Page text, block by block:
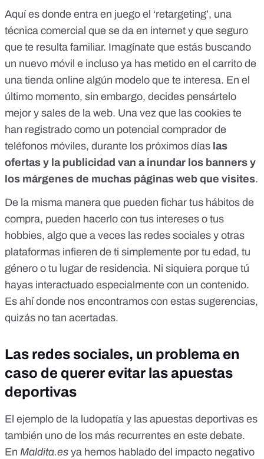
Aquí es donde entra en juego el ‘retargeting’, una
técnica comercial que se da en internet y que seguro
que te resulta familiar. Imagínate que estás buscando
un nuevo móvil e incluso ya has metido en el carrito de
una tienda online algún modelo que te interesa. En el
último momento, sin embargo, decides pensártelo
mejor y sales de la web. Una vez que las cookies te
han registrado como un potencial comprador de
teléfonos móviles, durante los próximos días las
ofertas y la publicidad van a inundar los banners y
los márgenes de muchas páginas web que visites.
De la misma manera que pueden fichar tus hábitos de
compra, pueden hacerlo con tus intereses o tus
hobbies, algo que a veces las redes sociales y otras
plataformas infieren de ti simplemente por tu edad, tu
género o tu lugar de residencia. Ni siquiera porque tú
hayas interactuado especialmente con un contenido.
Es ahí donde nos encontramos con estas sugerencias,
quizás no tan acertadas.
Las redes sociales, un problema en
caso de querer evitar las apuestas
deportivas
El ejemplo de la ludopatía y las apuestas deportivas es
también uno de los más recurrentes en este debate.
En Maldita.es ya hemos hablado del impacto negativo